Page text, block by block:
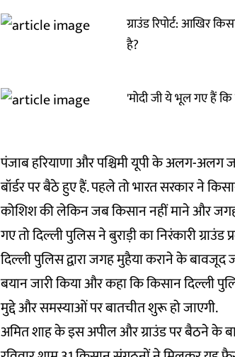
ग्राउंड रिपोर्ट: आखिर
है?
'मोदी जी ये भूल गए हैं कि
पंजाब हरियाणा और पश्चिमी यूपी के अलग-अलग
बॉर्डर पर बैठे हुए हैं. पहले तो भारत सरकार ने
कोशिश की लेकिन जब किसान नहीं माने और
गए तो दिल्ली पुलिस ने बुराड़ी का निरंकारी
दिल्ली पुलिस द्वारा जगह मुहैया कराने के
बयान जारी किया और कहा कि किसान दिल्ली
मुद्दे और समस्याओं पर बातचीत शुरू हो जाएगी.
अमित शाह के इस अपील और ग्राउंड पर बैठने के